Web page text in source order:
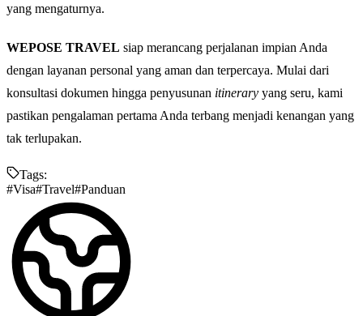
yang mengaturnya.
WEPOSE TRAVEL siap merancang perjalanan impian Anda
dengan layanan personal yang aman dan terpercaya. Mulai dari
konsultasi dokumen hingga penyusunan itinerary yang seru, kami
pastikan pengalaman pertama Anda terbang menjadi kenangan yang
tak terlupakan.
Tags:
#Visa#Travel#Panduan